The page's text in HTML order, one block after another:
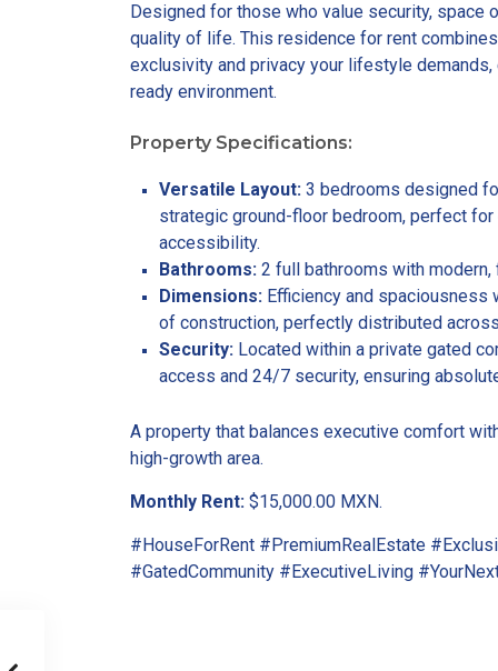
Designed for those who value security, space
quality of life. This residence for rent
exclusivity and privacy your lifestyle demands,
ready environment.
Property Specifications:
Versatile Layout: 3 bedrooms designed
strategic ground-floor bedroom, perfect
accessibility.
Bathrooms: 2 full bathrooms with
Dimensions: Efficiency and spaciousness
of construction, perfectly distributed
Security: Located within a private gated
access and 24/7 security, ensuring
A property that balances executive comfort
high-growth area.
Monthly Rent: $15,000.00 MXN.
#HouseForRent #PremiumRealEstate
#GatedCommunity #ExecutiveLiving